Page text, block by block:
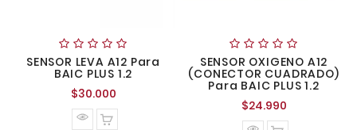
SENSOR LEVA A12 Para
BAIC PLUS 1.2
$30.000Precio
normal
SENSOR OXIGENO A12
(CONECTOR CUADRADO)
Para BAIC PLUS 1.2
$24.990Precio
normal